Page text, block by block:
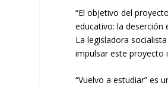
“El objetivo del
educativo: la deserción
La legisladora
impulsar este proyecto
“Vuelvo a estudiar” es